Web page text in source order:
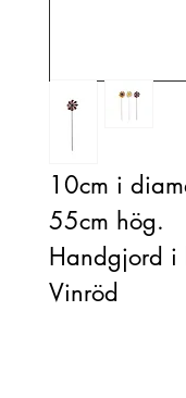
10cm i
55cm hög.
Handgjord i
Vinröd